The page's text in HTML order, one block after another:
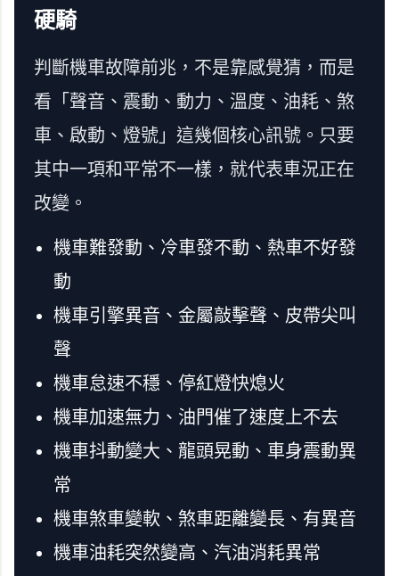
硬騎
判斷機車故障前兆，不是靠感覺猜，而是
看「聲音、震動、動力、溫度、油耗、煞
車、啟動、燈號」這幾個核心訊號。只要
其中一項和平常不一樣，就代表車況正在
改變。
機車難發動、冷車發不動、熱車不好發
動
機車引擎異音、金屬敲擊聲、皮帶尖叫
聲
機車怠速不穩、停紅燈快熄火
機車加速無力、油門催了速度上不去
機車抖動變大、龍頭晃動、車身震動異
常
機車煞車變軟、煞車距離變長、有異音
機車油耗突然變高、汽油消耗異常